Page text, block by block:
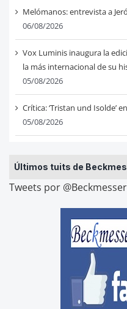
Melómanos: entrevista a
06/08/2026
Vox Luminis inaugura la
la más internacional de su
05/08/2026
Crítica: ‘Tristan und Isolde’
05/08/2026
Últimos tuits de
Tweets por